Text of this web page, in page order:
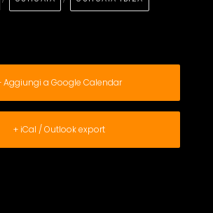
Aggiungi a Google Calendar
+ iCal / Outlook export